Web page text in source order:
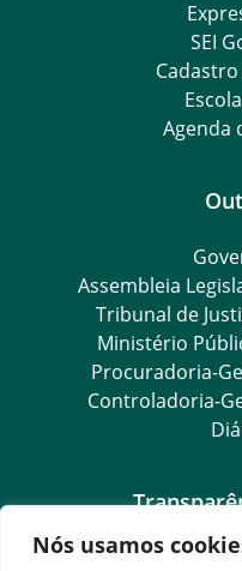
Nós usamos
SEI
Agenda
Assembleia
Tribunal de
Ministério
Procuradoria-
Controladoria-